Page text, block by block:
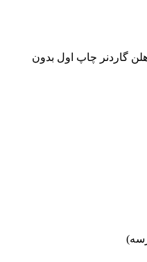
گاردنر چاپ اول بدون